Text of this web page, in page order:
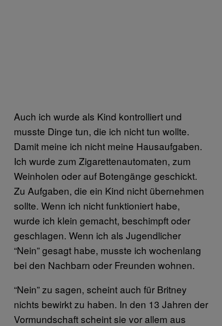
Auch ich wurde als Kind kontrolliert und
musste Dinge tun, die ich nicht tun wollte.
Damit meine ich nicht meine Hausaufgaben.
Ich wurde zum Zigarettenautomaten, zum
Weinholen oder auf Botengänge geschickt.
Zu Aufgaben, die ein Kind nicht übernehmen
sollte. Wenn ich nicht funktioniert habe,
wurde ich klein gemacht, beschimpft oder
geschlagen. Wenn ich als Jugendlicher
“Nein” gesagt habe, musste ich wochenlang
bei den Nachbarn oder Freunden wohnen.
“Nein” zu sagen, scheint auch für Britney
nichts bewirkt zu haben. In den 13 Jahren der
Vormundschaft scheint sie vor allem aus